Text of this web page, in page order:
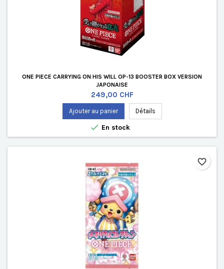
ONE PIECE CARRYING ON HIS WILL OP-13 BOOSTER BOX VERSION
JAPONAISE
Prix
249,00 CHF
Ajouter au panier Détails
 En stock
favorite_border